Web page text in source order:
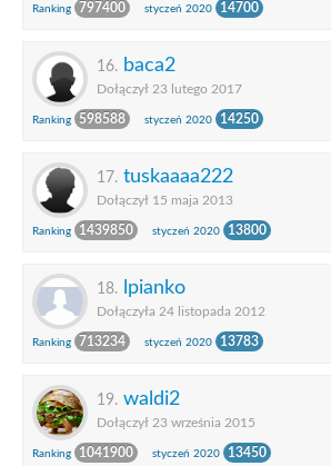
Ranking 797400 styczeń 2020 14700
16. baca2
Dołączył 23 lutego 2017
Ranking 598588 styczeń 2020 14250
17. tuskaaaa222
Dołączył 15 maja 2013
Ranking 1439850 styczeń 2020 13800
18. lpianko
Dołączyła 24 listopada 2012
Ranking 713234 styczeń 2020 13783
19. waldi2
Dołączył 23 września 2015
Ranking 1041900 styczeń 2020 13450